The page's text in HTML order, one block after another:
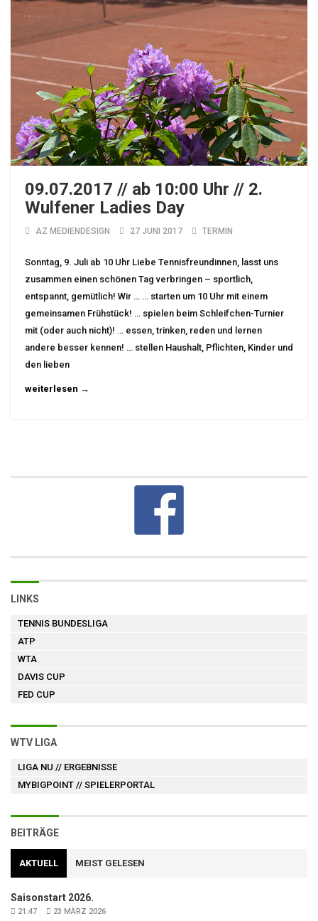
09.07.2017 // ab 10:00 Uhr // 2.
Wulfener Ladies Day
AZ MEDIENDESIGN 27 JUNI 2017 TERMIN
Sonntag, 9. Juli ab 10 Uhr Liebe Tennisfreundinnen, lasst uns
zusammen einen schönen Tag verbringen – sportlich,
entspannt, gemütlich! Wir … … starten um 10 Uhr mit einem
gemeinsamen Frühstück! … spielen beim Schleifchen-Turnier
mit (oder auch nicht)! … essen, trinken, reden und lernen
andere besser kennen! … stellen Haushalt, Pflichten, Kinder und
den lieben
weiterlesen →
LINKS
TENNIS BUNDESLIGA
ATP
WTA
DAVIS CUP
FED CUP
WTV LIGA
LIGA NU // ERGEBNISSE
MYBIGPOINT // SPIELERPORTAL
BEITRÄGE
AKTUELL MEIST GELESEN
Saisonstart 2026.
21:47 23 MÄRZ 2026